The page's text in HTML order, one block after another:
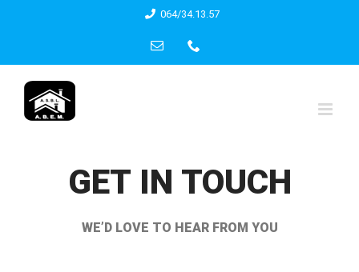
content
064/34.13.57
Email
GET IN TOUCH
WE’D LOVE TO HEAR FROM YOU